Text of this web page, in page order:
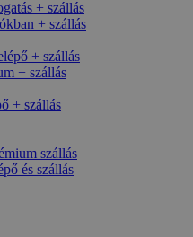
+ szállás
+ szállás
+ szállás
+ szállás
+ szállás
szállás
és szállás